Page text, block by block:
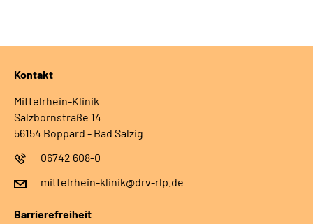
Kontakt
Mittelrhein-Klinik
Salzbornstraße 14
56154 Boppard - Bad Salzig
06742 608-0
mittelrhein-klinik@drv-rlp.de
Barrierefreiheit